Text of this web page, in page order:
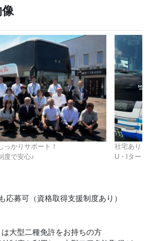
っかりサポート！
度で安心♪
社宅あり！
U・Iター
応募可（資格取得支援制度あり）
大型二種免許をお持ちの方